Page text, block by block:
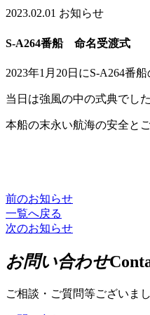
2023.02.01 お知らせ
S-A264番船 命名受渡式
2023年1月20日にS-A264番
当日は強風の中の式典でし
本船の末永い航海の安全と
前のお知らせ
一覧へ戻る
次のお知らせ
お問い合わせ
ご相談・ご質問等ございま